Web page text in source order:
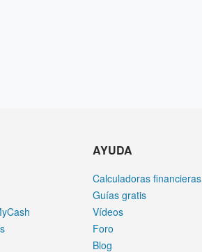
AYUDA
Calculadoras financieras
Guías gratis
Vídeos
Foro
Blog